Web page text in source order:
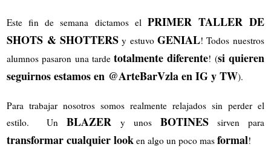
Este fin de semana dictamos el PRIMER TALLER DE
SHOTS & SHOTTERSy estuvoGENIAL! Todos nuestros
alumnos pasaron una tardetotalmente diferente! (si quieren
seguirnos estamos en @ArteBarVzla en IG y TW).
Para trabajar nosotros somos realmente relajados sin perder el
estilo. UnBLAZER y unos BOTINESsirven para
transformar cualquier look en algo un poco masformal!